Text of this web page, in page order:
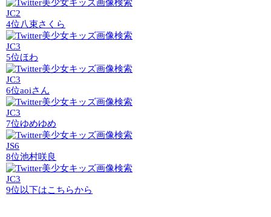
JC2
4位八束さくら
JC3
5位ほわ
JC3
6位aoiさん
JC3
7位ゆめゆめ
JS6
8位池村咲良
JC3
9位以下はこちらから